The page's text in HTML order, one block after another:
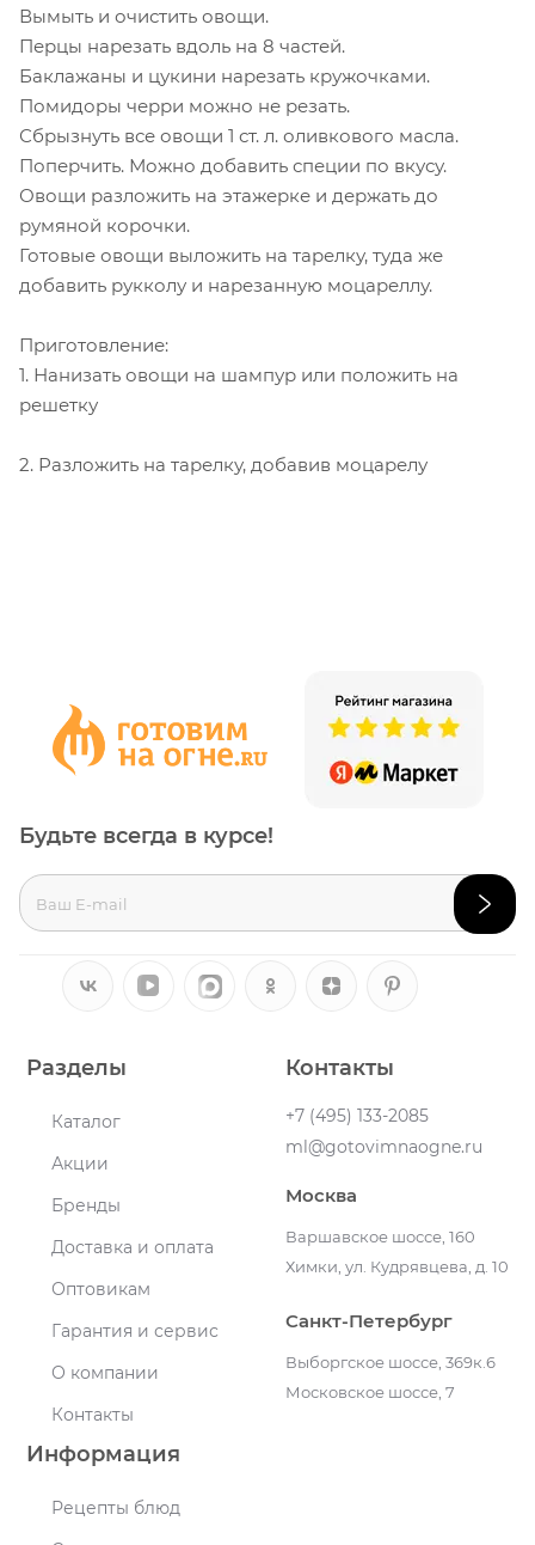
Вымыть и очистить овощи.
Перцы нарезать вдоль на 8 частей.
Баклажаны и цукини нарезать кружочками.
Помидоры черри можно не резать.
Сбрызнуть все овощи 1 ст. л. оливкового масла.
Поперчить. Можно добавить специи по вкусу.
Овощи разложить на этажерке и держать до
румяной корочки.
Готовые овощи выложить на тарелку, туда же
добавить рукколу и нарезанную моцареллу.
Приготовление:
1. Нанизать овощи на шампур или положить на
решетку
2. Разложить на тарелку, добавив моцарелу
Разделы
Каталог
Акции
Бренды
Доставка и оплата
Оптовикам
Гарантия и сервис
О компании
Контакты
Информация
Рецепты блюд
Контакты
+7 (495) 133-2085
ml@gotovimnaogne.ru
Москва
Варшавское шоссе, 160
Химки, ул. Кудрявцева, д. 10
Санкт-Петербург
Выборгское шоссе, 369к.6
Московское шоссе, 7
Будьте всегда в курсе!